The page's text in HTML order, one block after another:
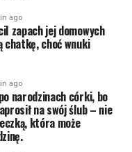
ago
zapach jej domowych
chatkę, choć wnuki
ago
narodzinach córki, bo
na swój ślub – nie
która może